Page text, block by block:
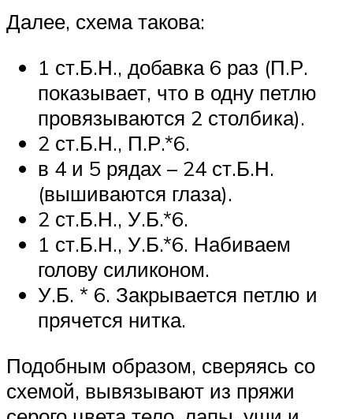
Далее, схема такова:
1 ст.Б.Н., добавка 6 раз (П.Р.
показывает, что в одну петлю
провязываются 2 столбика).
2 ст.Б.Н., П.Р.*6.
в 4 и 5 рядах – 24 ст.Б.Н.
(вышиваются глаза).
2 ст.Б.Н., У.Б.*6.
1 ст.Б.Н., У.Б.*6. Набиваем
голову силиконом.
У.Б. * 6. Закрывается петлю и
прячется нитка.
Подобным образом, сверяясь со
схемой, вывязывают из пряжи